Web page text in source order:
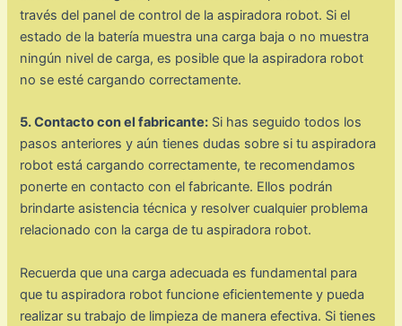
través del panel de control de la aspiradora robot. Si el
estado de la batería muestra una carga baja o no muestra
ningún nivel de carga, es posible que la aspiradora robot
no se esté cargando correctamente.
5. Contacto con el fabricante: Si has seguido todos los
pasos anteriores y aún tienes dudas sobre si tu aspiradora
robot está cargando correctamente, te recomendamos
ponerte en contacto con el fabricante. Ellos podrán
brindarte asistencia técnica y resolver cualquier problema
relacionado con la carga de tu aspiradora robot.
Recuerda que una carga adecuada es fundamental para
que tu aspiradora robot funcione eficientemente y pueda
realizar su trabajo de limpieza de manera efectiva. Si tienes